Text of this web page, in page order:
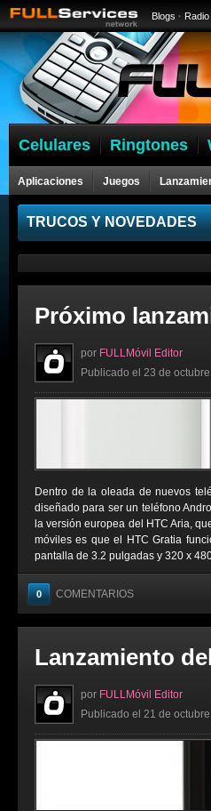
Blogs · Radio
Celulares Ringtones
Aplicaciones Juegos
Celulares
TRUCOS Y NOVEDADES
Próximo
por FULLMóvil Editor
Publicado el 23 de
Dentro de la oleada de nuevos
diseñado para ser un teléfono
la versión europea del HTC Aria,
móviles es que el HTC Gratia
pantalla de 3.2 pulgadas y 320 x
0 COMENTARIOS
Lanzamiento
por FULLMóvil Editor
Publicado el 21 de